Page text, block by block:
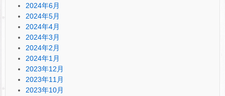
2024年6月
2024年5月
2024年4月
2024年3月
2024年2月
2024年1月
2023年12月
2023年11月
2023年10月